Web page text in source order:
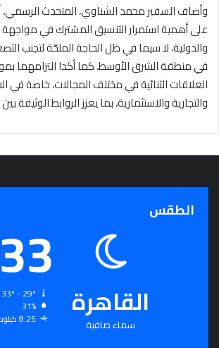
وأضاف السفير محمد الشناوي، المتحدث الرسمي،
على أهمية استمرار التنسيق المشترك في مواجهة
والدولية، لا سيما في ظل الحاجة الملحّة لتجنب
في منطقة الشرق الأوسط، كما أكدا التزامهما
العلاقات الثنائية في مختلف المجالات، خاصة في
والتجارية والاستثمارية، بما يعزز الروابط الوثيقة
الطقس
القاهرة
سماء صافية
33
31%
8.25 كيلومتر/ساعة